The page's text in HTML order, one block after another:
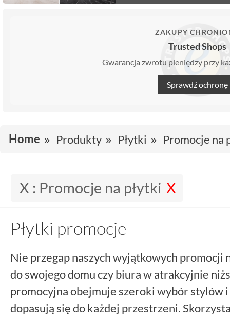
ZAKUPY
Trusted Shops
Gwarancja zwrotu pieniędzy przy
Sprawdź ochronę
Home Produkty Płytki Promocje na
X : Promocje na płytki
Płytki promocje
Nie przegap naszych wyjątkowych promocji
do swojego domu czy biura w atrakcyjnie
promocyjna obejmuje szeroki wybór stylów
dopasują się do każdej przestrzeni.